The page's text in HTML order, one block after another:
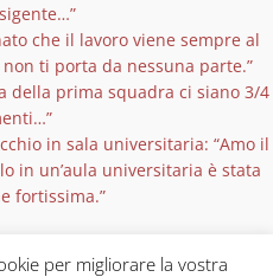
che il lavoro viene sempre al
ti porta da nessuna parte.”
della prima squadra ci siano 3/4
in sala universitaria: “Amo il
in un’aula universitaria è stata
fortissima.”
per migliorare la vostra